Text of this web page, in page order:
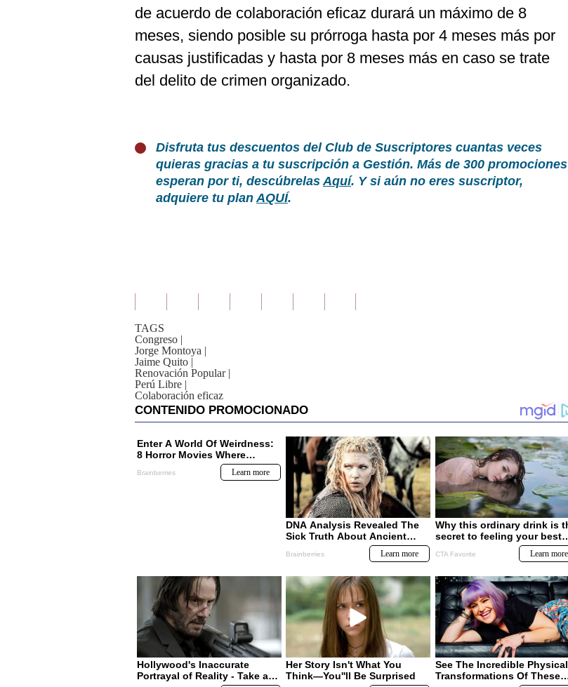
de acuerdo de colaboración eficaz durará un máximo de 8
meses, siendo posible su prórroga hasta por 4 meses más por
causas justificadas y hasta por 8 meses más en caso se trate
del delito de crimen organizado.
Disfruta tus descuentos del Club de Suscriptores cuantas veces
quieras gracias a tu suscripción a Gestión. Más de 300 promociones
esperan por ti, descúbrelasAquí. Y si aún no eres suscriptor,
adquiere tu planAQUÍ.
TAGS
Congreso |
Jorge Montoya |
Jaime Quito |
Renovación Popular |
Perú Libre |
Colaboración eficaz